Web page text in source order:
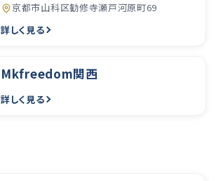
京都市山科区勧修寺瀬戸河原町69
詳しく見る
Mkfreedom関西
詳しく見る